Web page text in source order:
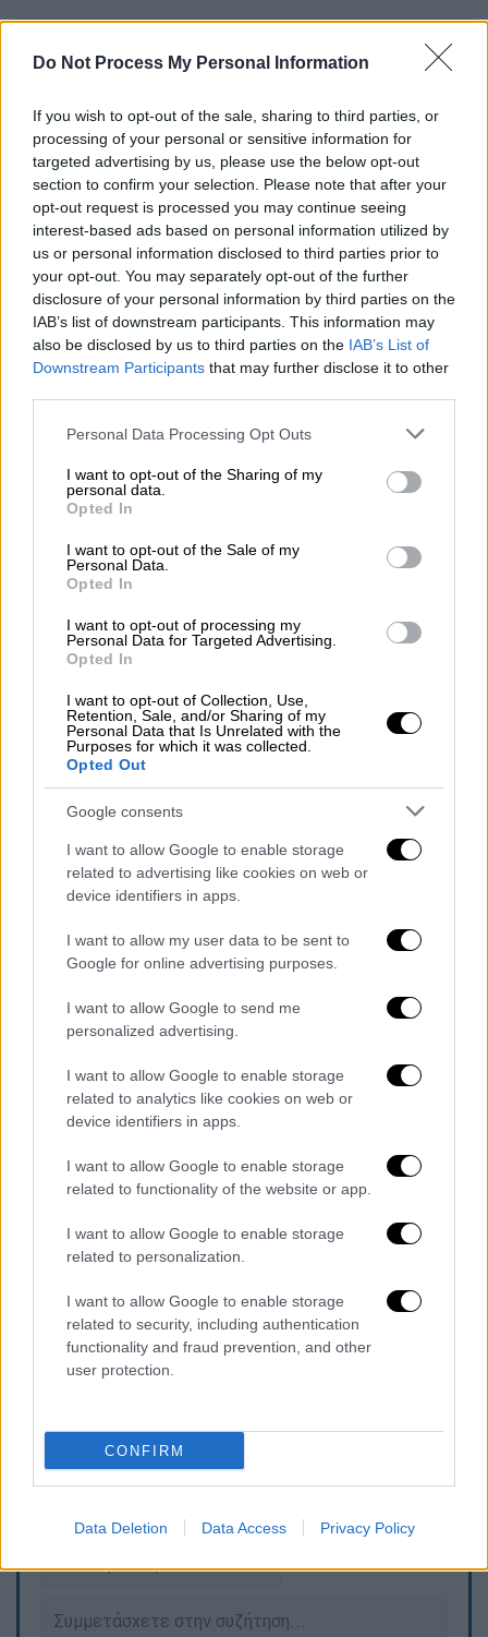
Do Not Process My Personal Information
If you wish to opt-out of the sale, sharing to third parties, or
processing of your personal or sensitive information for
targeted advertising by us, please use the below opt-out
section to confirm your selection. Please note that after your
opt-out request is processed you may continue seeing
interest-based ads based on personal information utilized by
us or personal information disclosed to third parties prior to
your opt-out. You may separately opt-out of the further
disclosure of your personal information by third parties on the
IAB’s list of downstream participants. This information may
also be disclosed by us to third parties on the IAB’s List of
Downstream Participants that may further disclose it to other
Please note that this website/app uses one or more Google
not limited to your visit or usage behaviour. You may click to
grant or deny consent to Google and its third-party tags to
use your data for below specified purposes in below Google
consent section.
Personal Data Processing Opt Outs
I want to opt-out of the Sharing of my
personal data.
Opted In
I want to opt-out of the Sale of my
Personal Data.
Opted In
I want to opt-out of processing my
Personal Data for Targeted Advertising.
Opted In
I want to opt-out of Collection, Use,
Retention, Sale, and/or Sharing of my
Personal Data that Is Unrelated with the
Purposes for which it was collected.
Opted Out
Google consents
I want to allow Google to enable storage
related to advertising like cookies on web or
device identifiers in apps.
I want to allow my user data to be sent to
Google for online advertising purposes.
I want to allow Google to send me
personalized advertising.
I want to allow Google to enable storage
related to analytics like cookies on web or
device identifiers in apps.
I want to allow Google to enable storage
related to functionality of the website or app.
I want to allow Google to enable storage
related to personalization.
I want to allow Google to enable storage
related to security, including authentication
functionality and fraud prevention, and other
user protection.
CONFIRM
Data Deletion Data Access Privacy Policy
ΔΙΑΒΑΣΤΕ ΕΠΙΣΗΣ
Δύσκολες ώρες για το Σταμάτη
Γονίδη: Αναγκάστηκε να ακυρώσει
συναυλία του
Lifestyle|28.07.2024 13:10
Στο νοσοκομείο η Rita Ora: Ακύρωσε
τη συναυλία της για λόγους υγείας
ταινίες με χρώμα.. Γαλλίαςεπέλεξε η
εταιρεία παραγωγής ελληνικών ταινιών, να
εκφράσει στο σύνολο των Ελλήνων αθλητών
που βρίσκονται στη Γαλλική πρωτεύουσα
την ελπίδα για διάκριση.
Το αστείο βίντεο
Με στιγμιότυπα από τις ταινίες «Η
Παριζιάνα», «Τα Κίτρινα Γάντια»,
«Μανταλένα», «Μια τρελή, τρελή Σαραντάρα»
και άλλες ελληνικές επιτυχημένες ταινίες, η
Φίνος Φιλμείπε «Καλή επιτυχία Ελλάδα».
View this post on Instagram
Εθνική και πάσης Ελλάδος. Καλή επιτυχία
Ελλάδα», έγραψε στη λεζάντα της η εταιρεία
Τα σχολιά σας δημοσιεύονται άμεσα με δική σας ευθύνη. Το